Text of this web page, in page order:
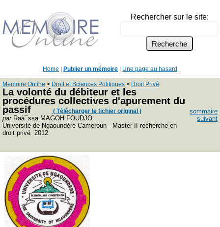
Rechercher sur le site:
Home Publier un mémoire Une page au hasard
Memoire Online > Droit et Sciences Politiques > Droit Privé
La volonté du débiteur et les
procédures collectives d'apurement du
passif
( Télécharger le fichier original )
parRaà¯ssa MAGOH FOUDJO
Université de Ngaoundéré Cameroun - Master II recherche en
droit privé 2012
sommaire
suivant